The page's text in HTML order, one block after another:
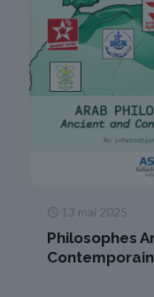
13 mai 2025
Philosophes